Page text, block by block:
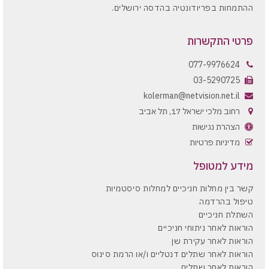
מידע למטופל
קשר בין מחלות חניכיים למחלות סיסטמיות
טיפול בהרדמה
השתלת חניכיים
הוראות לאחר ניתוחי חניכיים
הוראות לאחר עקירת שן
הוראות לאחר שתלים דנטליים ו/או הרמת סינוס
פרטי התקשרות
077-9976624
03-5290725
kolerman@netvision.net.il
רחוב מלכי ישראל 17, תל אביב
הצהרת נגישות
מדיניות פרטיות
ההתמחות בפריודונטיה בהדסה ירושלים.